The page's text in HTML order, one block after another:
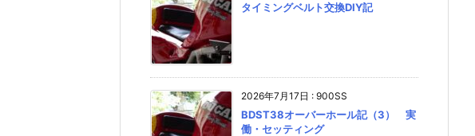
タイミングベルト交換DIY記
2026年7月17日 : 900SS
BDST38オーバーホール記（3） 実
働・セッティング